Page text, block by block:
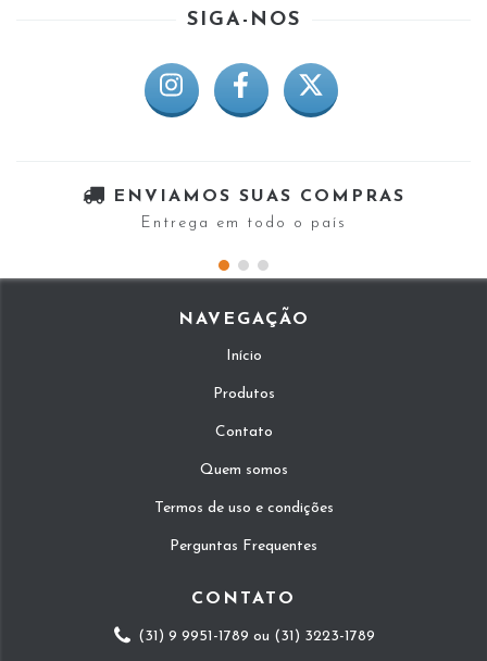
SIGA-NOS
ENVIAMOS SUAS COMPRAS
Entrega em todo o país
NAVEGAÇÃO
Início
Produtos
Contato
Quem somos
Termos de uso e condições
Perguntas Frequentes
CONTATO
(31) 9 9951-1789 ou (31) 3223-1789